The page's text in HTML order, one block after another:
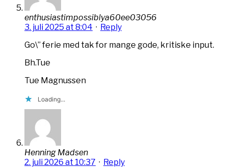
enthusiastimpossiblya60ee03056
3. juli 2025 at 8:04 · Reply
Go\” ferie med tak for mange gode, kritiske input.
Bh.Tue
Tue Magnussen
Loading...
Henning Madsen
2. juli 2026 at 10:37 · Reply